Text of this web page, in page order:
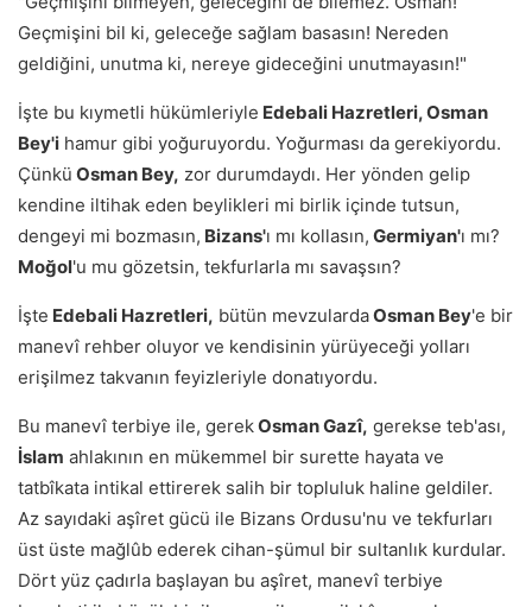
Geçmişini bil ki, geleceğe sağlam basasın! Nereden
geldiğini, unutma ki, nereye gideceğini unutmayasın!"
İşte bu kıymetli hükümleriyle Edebali Hazretleri, Osman
Bey'i hamur gibi yoğuruyordu. Yoğurması da gerekiyordu.
Çünkü Osman Bey, zor durumdaydı. Her yönden gelip
kendine iltihak eden beylikleri mi birlik içinde tutsun,
dengeyi mi bozmasın, Bizans'ı mı kollasın, Germiyan'ı mı?
Moğol'u mu gözetsin, tekfurlarla mı savaşsın?
İşte Edebali Hazretleri, bütün mevzulardaOsman Bey'e bir
manevî rehber oluyor ve kendisinin yürüyeceği yolları
erişilmez takvanın feyizleriyle donatıyordu.
Bu manevî terbiye ile, gerekOsman Gazî, gerekse teb'ası,
İslam ahlakının en mükemmel bir surette hayata ve
tatbîkata intikal ettirerek salih bir topluluk haline geldiler.
Az sayıdaki aşîret gücü ile Bizans Ordusu'nu ve tekfurları
üst üste mağlûb ederek cihan-şümul bir sultanlık kurdular.
Dört yüz çadırla başlayan bu aşîret, manevî terbiye